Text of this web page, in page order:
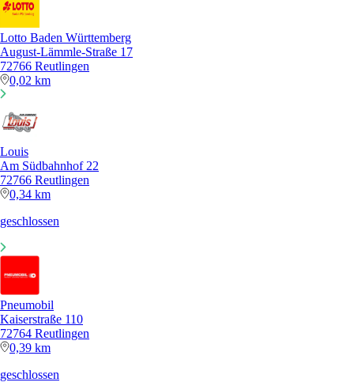
Lotto Baden Württemberg
August-Lämmle-Straße 17
72766 Reutlingen
0,02 km
Louis
Am Südbahnhof 22
72766 Reutlingen
0,34 km
geschlossen
Pneumobil
Kaiserstraße 110
72764 Reutlingen
0,39 km
geschlossen